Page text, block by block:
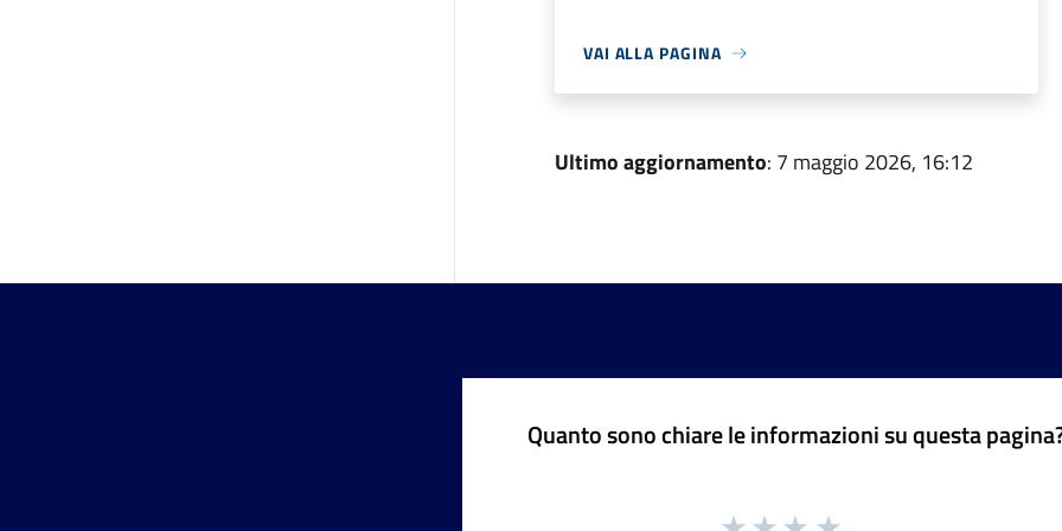
VAI ALLA PAGINA
Ultimo aggiornamento: 7 maggio 2026, 16:12
Quanto sono chiare le informazioni su questa